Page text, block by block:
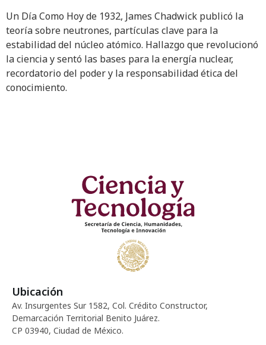
Un Día Como Hoy de 1932, James Chadwick publicó la
teoría sobre neutrones, partículas clave para la
estabilidad del núcleo atómico. Hallazgo que revolucionó
la ciencia y sentó las bases para la energía nuclear,
recordatorio del poder y la responsabilidad ética del
conocimiento.
Ubicación
Av. Insurgentes Sur 1582, Col. Crédito Constructor,
Demarcación Territorial Benito Juárez.
CP 03940, Ciudad de México.